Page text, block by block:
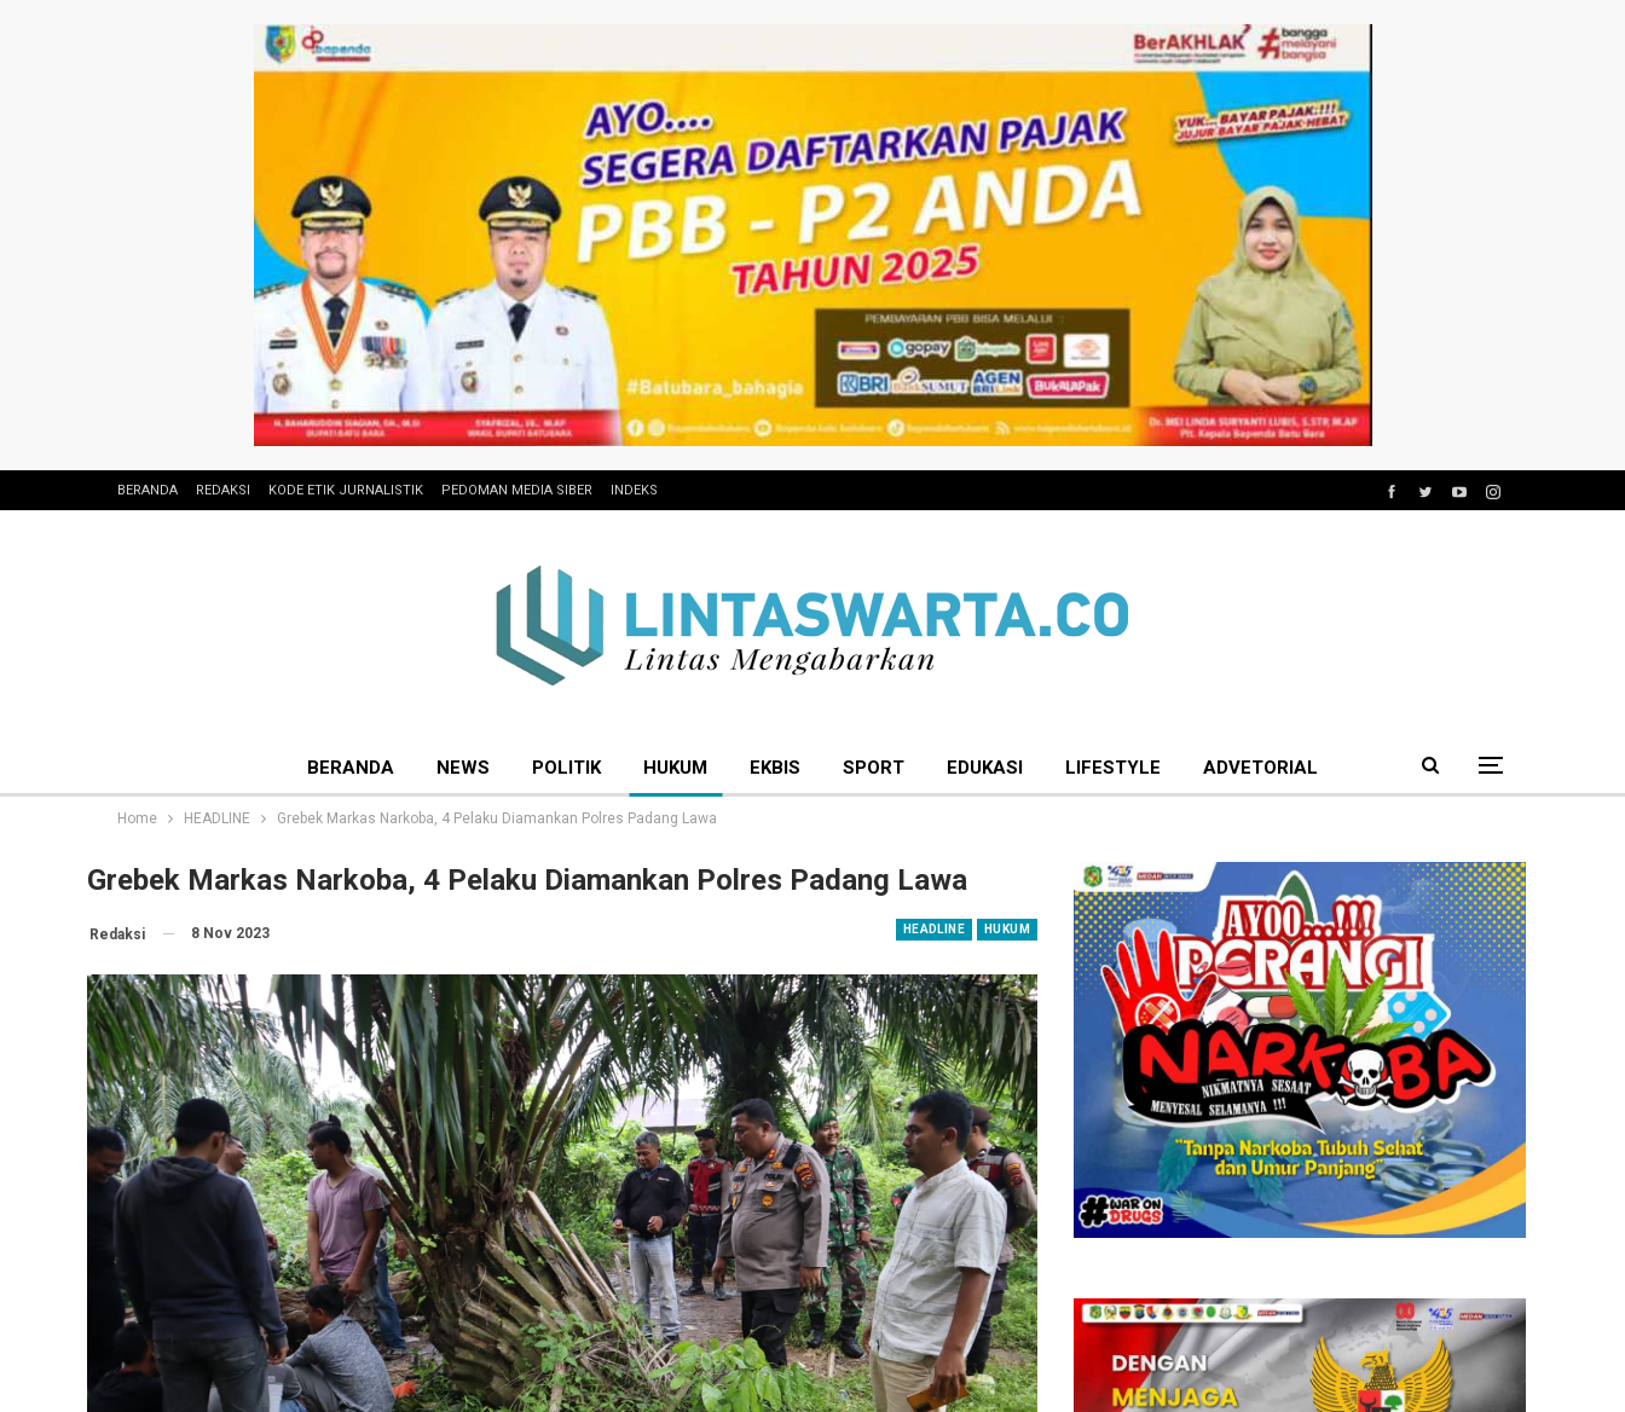
BERANDA REDAKSI KODE ETIK JURNALISTIK PEDOMAN MEDIA SIBER INDEKS
BERANDA NEWS POLITIK HUKUM EKBIS SPORT EDUKASI LIFESTYLE ADVETORIAL
Home HEADLINE Grebek Markas Narkoba, 4 Pelaku Diamankan Polres Padang Lawa
Grebek Markas Narkoba, 4 Pelaku Diamankan Polres Padang Lawa
HEADLINE HUKUM
Redaksi 8 Nov 2023